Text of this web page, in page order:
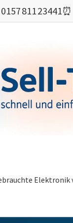
0157 811 23441
Elektronik